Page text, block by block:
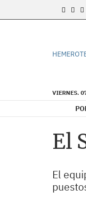
VIERNES.
El
El